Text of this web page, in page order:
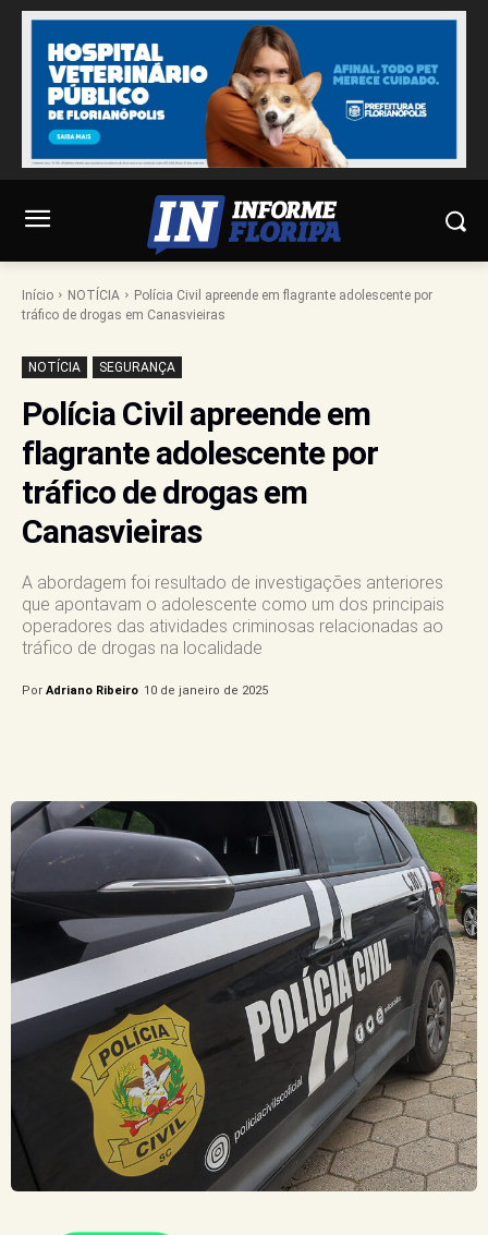
Início NOTÍCIA
Polícia Civil apreende em flagrante adolescente por
tráfico de drogas em Canasvieiras
NOTÍCIA SEGURANÇA
Polícia Civil apreende em
flagrante adolescente por
tráfico de drogas em
Canasvieiras
A abordagem foi resultado de investigações anteriores
que apontavam o adolescente como um dos principais
operadores das atividades criminosas relacionadas ao
tráfico de drogas na localidade
Por Adriano Ribeiro 10 de janeiro de 2025